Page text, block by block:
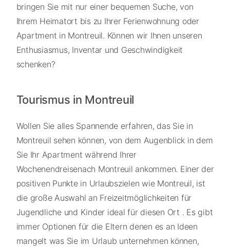
bringen Sie mit nur einer bequemen Suche, von
Ihrem Heimatort bis zu Ihrer Ferienwohnung oder
Apartment in Montreuil. Können wir Ihnen unseren
Enthusiasmus, Inventar und Geschwindigkeit
schenken?
Tourismus in Montreuil
Wollen Sie alles Spannende erfahren, das Sie in
Montreuil sehen können, von dem Augenblick in dem
Sie Ihr Apartment während Ihrer
Wochenendreisenach Montreuil ankommen. Einer der
positiven Punkte in Urlaubszielen wie Montreuil, ist
die große Auswahl an Freizeitmöglichkeiten für
Jugendliche und Kinder ideal für diesen Ort . Es gibt
immer Optionen für die Eltern denen es an Ideen
mangelt was Sie im Urlaub unternehmen können,